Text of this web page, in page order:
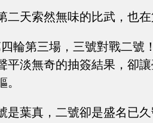
二天索然無味的比武，也
四輪第三場，三號對戰二號
平淡無奇的抽簽結果，卻
。
是葉真，二號卻是盛名已